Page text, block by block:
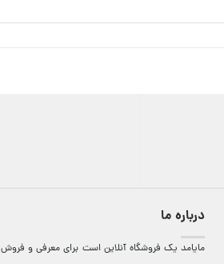
درباره ما
مایامد يک فروشگاه آنلاين است برای معرفی و فروش